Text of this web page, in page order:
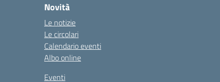
Novità
Le notizie
Le circolari
Calendario eventi
Albo online
Eventi